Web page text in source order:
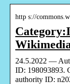
http s://
24.5.2022 —
ID: 198093893.
authority ID: